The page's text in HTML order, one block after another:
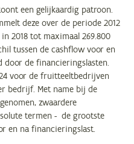
een gelijkaardig patroon.
deze over de periode 2012
2018 tot maximaal 269.800
tussen de cashflow voor en
door de financieringslasten.
voor de fruitteeltbedrijven
bedrijf. Met name bij de
zwaardere
termen - de grootste
en na financieringslast.